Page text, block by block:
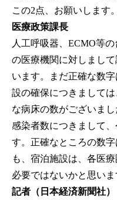
この2点、お願いします。
医療政策課長
人工呼吸器、ECMO等
の医療機関に対しまし
います。まだ正確な数
設の確保につきまして
な病床の数がございま
感染者数につきまして
す。正確なところの数
も、宿泊施設は、各医
必要ではないかと思いま
記者（日本経済新聞社）